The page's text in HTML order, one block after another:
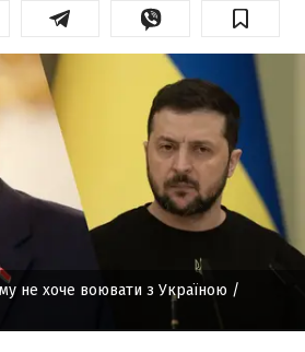
не хоче воювати з Україною /